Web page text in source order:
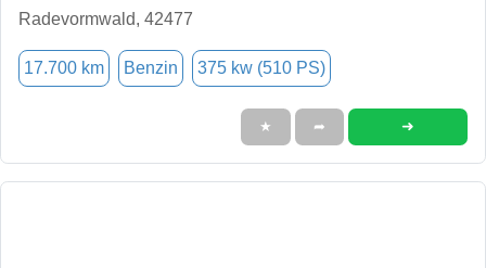
Radevormwald, 42477
17.700 km Benzin 375 kw (510 PS)
★ ➦ ➜